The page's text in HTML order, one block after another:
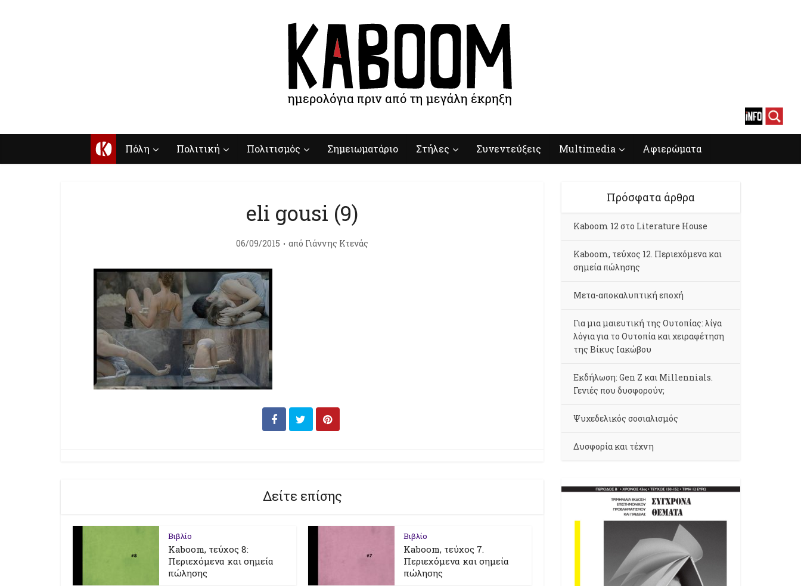
Κ Πόλη Πολιτική Πολιτισμός Σημειωματάριο Στήλες Συνεντεύξεις Multimedia Αφιερώματα
eli gousi (9)
06/09/2015 από Γιάννης Κτενάς
Δείτε επίσης
Βιβλίο
Kaboom, τεύχος 8:
Περιεχόμενα και σημεία
πώλησης
Βιβλίο
Kaboom, τεύχος 7.
Περιεχόμενα και σημεία
πώλησης
Πρόσφατα άρθρα
Kaboom 12 στο Literature House
Kaboom, τεύχος 12. Περιεχόμενα και
σημεία πώλησης
Μετα-αποκαλυπτική εποχή
Για μια μαιευτική της Ουτοπίας: λίγα
λόγια για το Ουτοπία και χειραφέτηση
της Βίκυς Ιακώβου
Εκδήλωση: Gen Z και Millennials.
Γενιές που δυσφορούν;
Ψυχεδελικός σοσιαλισμός
Δυσφορία και τέχνη